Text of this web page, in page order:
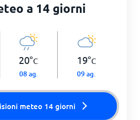
a 14 giorni
20°C
08 ag.
19°C
09 ag.
meteo 14 giorni